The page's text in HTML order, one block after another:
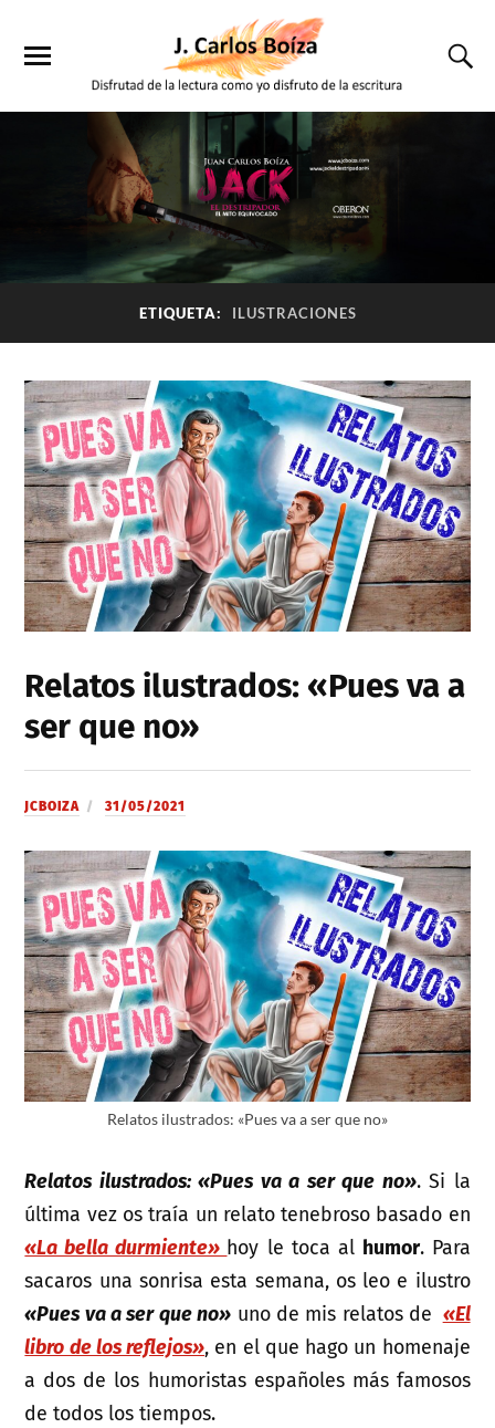
ETIQUETA: ILUSTRACIONES
Relatos ilustrados: «Pues va a
ser que no»
JCBOIZA 31/05/2021
Relatos ilustrados: «Pues va a ser que no»
Relatos ilustrados: «Pues va a ser que no». Si la
última vez os traía un relato tenebroso basado en
«La bella durmiente» hoy le toca al humor. Para
sacaros una sonrisa esta semana, os leo e ilustro
«Pues va a ser que no» uno de mis relatos de «El
libro de los reflejos», en el que hago un homenaje
a dos de los humoristas españoles más famosos
de todos los tiempos.